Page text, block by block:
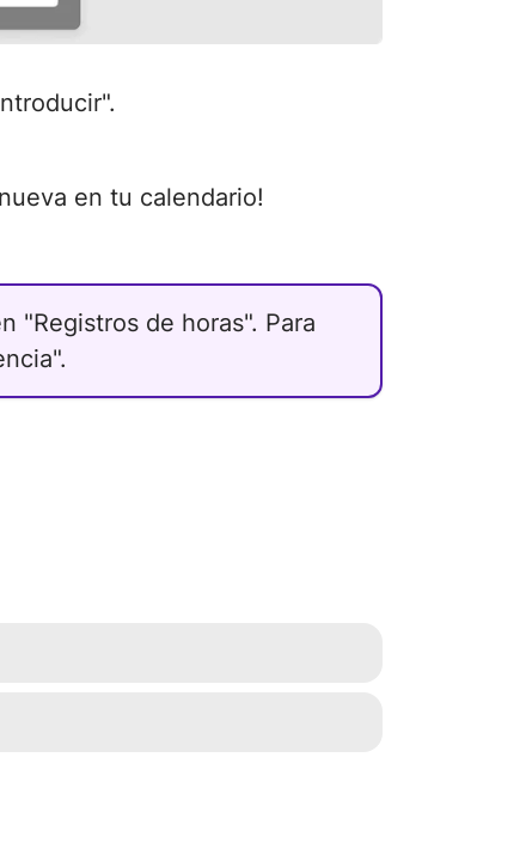
en tu calendario!
"Registros de horas". Para